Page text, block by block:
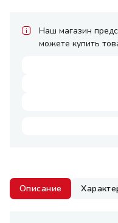
Наш магазин
можете купить
Описание